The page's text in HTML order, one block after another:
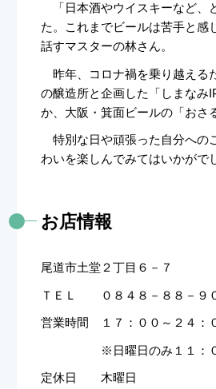
「日本酒やウイスキーなど、
た。これまでビールは苦手と感
話すマスターの林さん。
昨年、コロナ禍を乗り越える
の醸造所と企画した「しまなみ
か、大阪・箕面ビールの「おさ
特別な日や頑張った自分への
わいを楽しんでみてはいかがで
お店情報
尾道市土堂２丁目６－７
ＴＥＬ ０８４８－８８－９
営業時間 １７：００～２４：
※日曜日のみ１１：００
定休日 木曜日